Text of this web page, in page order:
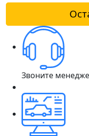
Звоните